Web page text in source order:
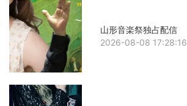
山形音楽祭独占配信
2026-08-08 17:28:16